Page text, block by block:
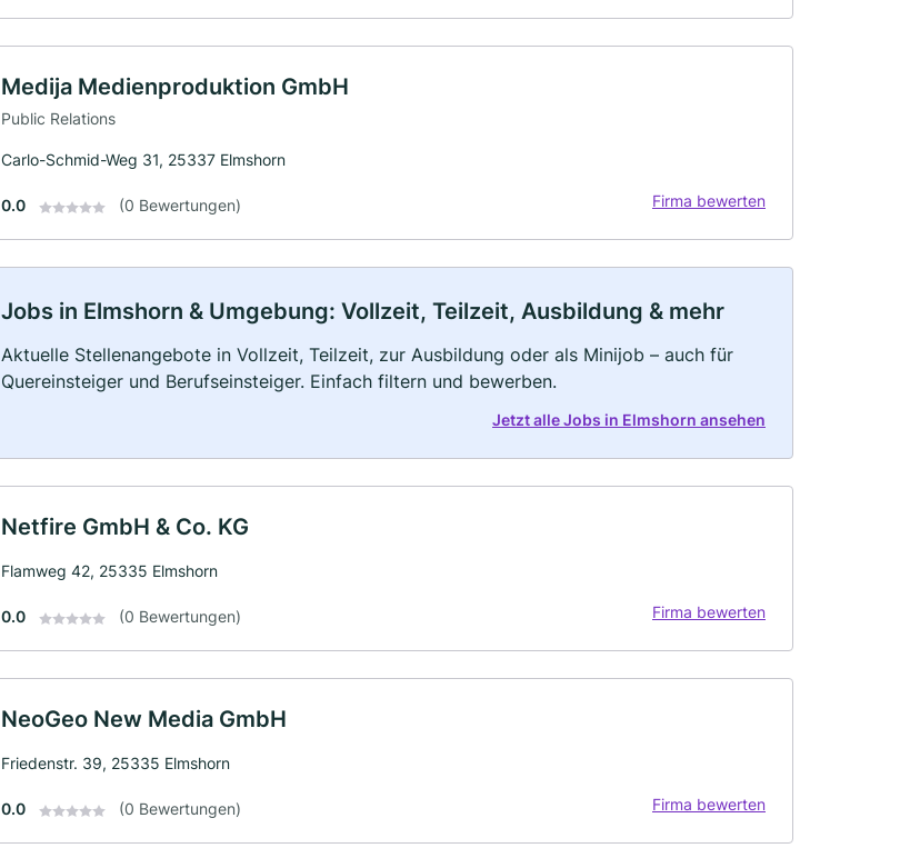
Medija Medienproduktion GmbH
Public Relations
Carlo-Schmid-Weg 31, 25337 Elmshorn
0.0 (0 Bewertungen) Firma bewerten
Jobs in Elmshorn & Umgebung: Vollzeit, Teilzeit, Ausbildung & mehr
Aktuelle Stellenangebote in Vollzeit, Teilzeit, zur Ausbildung oder als Minijob – auch für
Quereinsteiger und Berufseinsteiger. Einfach filtern und bewerben.
Jetzt alle Jobs in Elmshorn ansehen
Netfire GmbH & Co. KG
Flamweg 42, 25335 Elmshorn
0.0 (0 Bewertungen) Firma bewerten
NeoGeo New Media GmbH
Friedenstr. 39, 25335 Elmshorn
0.0 (0 Bewertungen) Firma bewerten